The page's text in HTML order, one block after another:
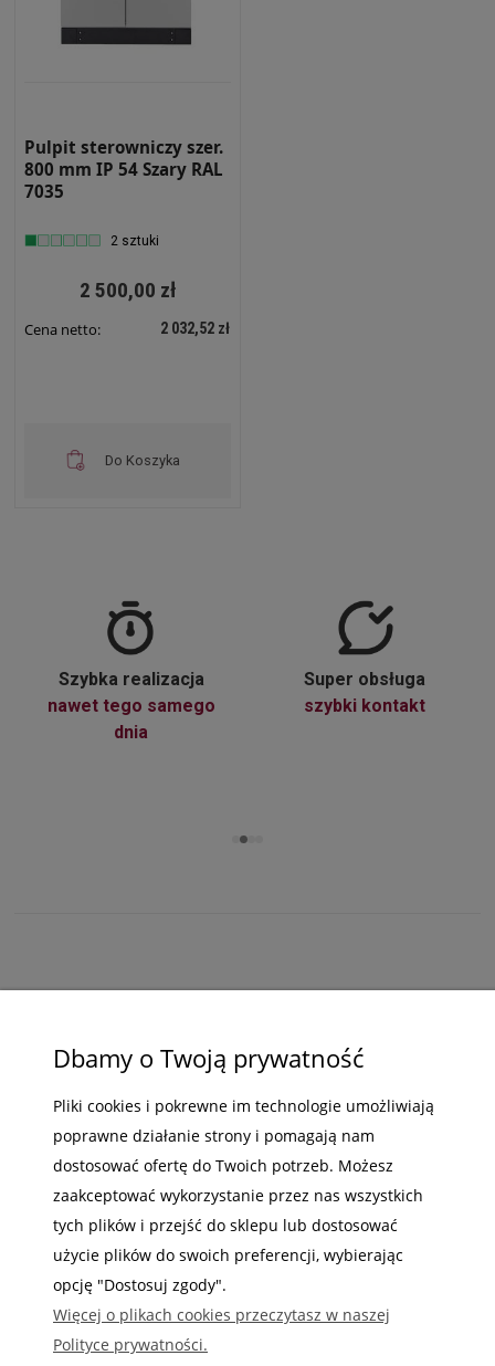
Pulpit sterowniczy szer.
800 mm IP 54 Szary RAL
7035
2 sztuki
2 500,00 zł
Cena netto: 2 032,52 zł
Do Koszyka
Szybka realizacja
nawet tego samego
dnia
Super obsługa
szybki kontakt
POMOC
MOJE KONTO
INFORMACJE
Gdzie nas możesz znaleźć
Dbamy o Twoją prywatność
Pliki cookies i pokrewne im technologie umożliwiają
poprawne działanie strony i pomagają nam
dostosować ofertę do Twoich potrzeb. Możesz
zaakceptować wykorzystanie przez nas wszystkich
tych plików i przejść do sklepu lub dostosować
użycie plików do swoich preferencji, wybierając
opcję "Dostosuj zgody".
Więcej o plikach cookies przeczytasz w naszej
Polityce prywatności.